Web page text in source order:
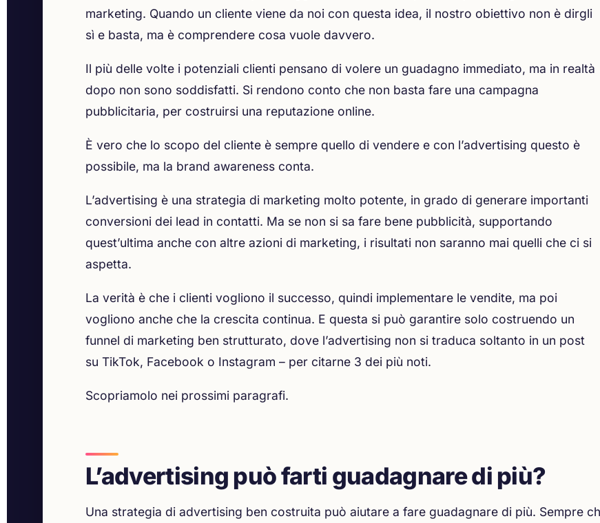
marketing. Quando un cliente viene da noi con questa idea, il nostro obiettivo non è dirgli
sì e basta, ma è comprendere cosa vuole davvero.
Il più delle volte i potenziali clienti pensano di volere un guadagno immediato, ma in realtà
dopo non sono soddisfatti. Si rendono conto che non basta fare una campagna
pubblicitaria, per costruirsi una reputazione online.
È vero che lo scopo del cliente è sempre quello di vendere e con l’advertising questo è
possibile, ma la brand awareness conta.
L’advertising è una strategia di marketing molto potente, in grado di generare importanti
conversioni dei lead in contatti. Ma se non si sa fare bene pubblicità, supportando
quest’ultima anche con altre azioni di marketing, i risultati non saranno mai quelli che ci si
aspetta.
La verità è che i clienti vogliono il successo, quindi implementare le vendite, ma poi
vogliono anche che la crescita continua. E questa si può garantire solo costruendo un
funnel di marketing ben strutturato, dove l’advertising non si traduca soltanto in un post
su TikTok, Facebook o Instagram – per citarne 3 dei più noti.
Scopriamolo nei prossimi paragrafi.
L’advertising può farti guadagnare di più?
Una strategia di advertising ben costruita può aiutare a fare guadagnare di più. Sempre